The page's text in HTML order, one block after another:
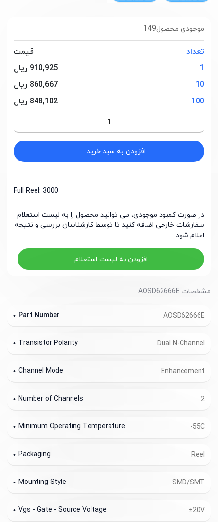
149موجودی محصول
تعداد
قیمت
1
910,925 ریال
10
860,667 ریال
100
848,102 ریال
افزودن به سبد خرید
Full Reel: 3000
در صورت کمبود موجودی، می توانید محصول را به لیست استعلام
سفارشات خارجی اضافه کنید تا توسط کارشناسان بررسی و نتیجه
اعلام شود.
افزودن به لیست استعلام
مشخصات AOSD62666E
AOSD62666E
Part Number
Dual N-Channel
Transistor Polarity
Enhancement
Channel Mode
2
Number of Channels
-55C
Minimum Operating Temperature
Reel
Packaging
SMD/SMT
Mounting Style
±20V
Vgs - Gate - Source Voltage